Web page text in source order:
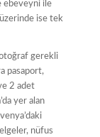
ebeveyni ile
ise tek
gerekli
pasaport,
2 adet
yer alan
nüfus